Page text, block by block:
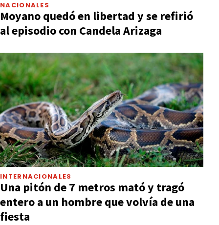
NACIONALES
Moyano quedó en libertad y se refirió
al episodio con Candela Arizaga
INTERNACIONALES
Una pitón de 7 metros mató y tragó
entero a un hombre que volvía de una
fiesta